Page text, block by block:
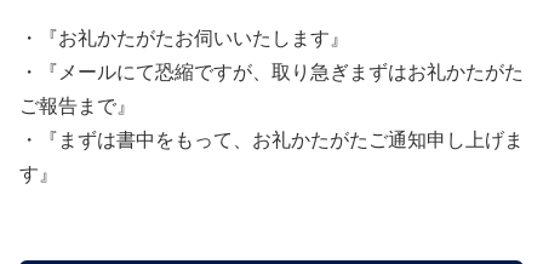
・『お礼かたがたお伺いいたします』
・『メールにて恐縮ですが、取り急ぎまずはお礼かたがた
ご報告まで』
・『まずは書中をもって、お礼かたがたご通知申し上げま
す』